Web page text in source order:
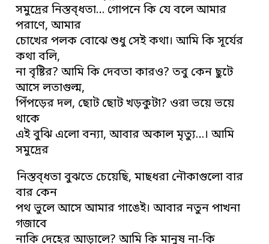
সমুদ্রের নিস্তব্ধতা… গোপনে কি যে বলে আমার
পরাণে, আমার
চোখের পলক বোঝে শুধু সেই কথা। আমি কি সূর্যের
কথা বলি,
না বৃষ্টির? আমি কি দেবতা কারও? তবু কেন ছুটে
আসে লতাগুল্ম,
পিঁপড়ের দল, ছোট ছোট খড়কুটা? ওরা ভয়ে ভয়ে
থাকে
এই বুঝি এলো বন্যা, আবার অকাল মৃত্যু…। আমি
সমুদ্রের
নিস্তব্ধতা বুঝতে চেয়েছি, মাছধরা নৌকাগুলো বার
বার কেন
পথ ভুলে আসে আমার গাঙেই। আবার নতুন পাখনা
গজাবে
নাকি দেহের আড়ালে? আমি কি মানুষ না-কি